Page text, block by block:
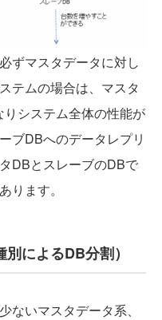
ずマスタデータに対し
テムの場合は、マスタ
システム全体の性能が
ブDBへのデータレプリ
DBとスレーブのDBで
ります。
によるDB分割）
いマスタデータ系、